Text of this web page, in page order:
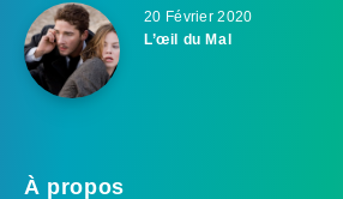
20 Février 2020
L’œil du Mal
À propos